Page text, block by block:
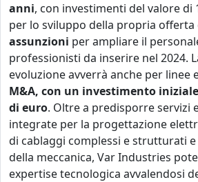
anni, con investimenti del valore di
per lo sviluppo della propria offerta
assunzioni per ampliare il
professionisti da inserire nel 2024.
evoluzione avverrà anche per linee
M&A, con un investimento
di euro. Oltre a predisporre servizi
integrate per la progettazione
di cablaggi complessi e strutturati
della meccanica, Var Industries
expertise tecnologica avvalendosi